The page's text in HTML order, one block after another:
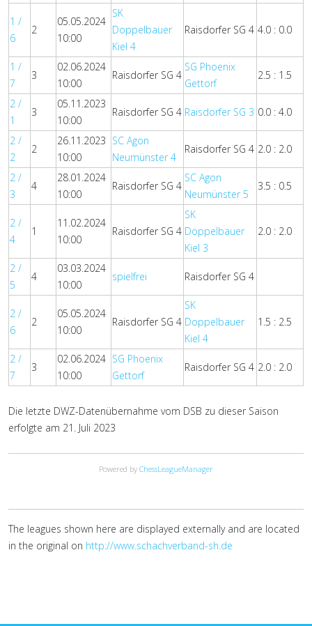
1 /
6
2
05.05.2024
10:00
SK
Doppelbauer
Kiel 4
Raisdorfer SG 4 4.0 : 0.0
1 /
7
3
02.06.2024
10:00
Raisdorfer SG 4
SG Phoenix
Gettorf
2.5 : 1.5
2 /
1
3
05.11.2023
10:00
Raisdorfer SG 4 Raisdorfer SG 3 0.0 : 4.0
2 /
2
2
26.11.2023
10:00
SC Agon
Neumünster 4
Raisdorfer SG 4 2.0 : 2.0
2 /
3
4
28.01.2024
10:00
Raisdorfer SG 4
SC Agon
Neumünster 5
3.5 : 0.5
2 /
4
1
11.02.2024
10:00
Raisdorfer SG 4
SK
Doppelbauer
Kiel 3
2.0 : 2.0
2 /
5
4
03.03.2024
10:00
spielfrei Raisdorfer SG 4
2 /
6
2
05.05.2024
10:00
Raisdorfer SG 4
SK
Doppelbauer
Kiel 4
1.5 : 2.5
2 /
7
3
02.06.2024
10:00
SG Phoenix
Gettorf
Raisdorfer SG 4 2.0 : 2.0
Die letzte DWZ-Datenübernahme vom DSB zu dieser Saison
erfolgte am 21. Juli 2023
Powered by ChessLeagueManager
The leagues shown here are displayed externally and are located
in the original on http://www.schachverband-sh.de